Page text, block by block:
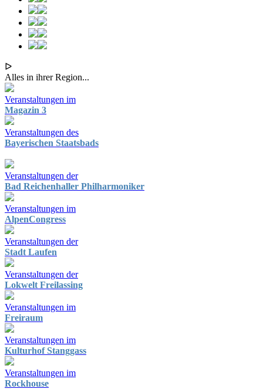
ᐅ
Alles in ihrer Region...
Veranstaltungen im
Magazin 3
Veranstaltungen des
Bayerischen Staatsbads
Veranstaltungen der
Bad Reichenhaller Philharmoniker
Veranstaltungen im
AlpenCongress
Veranstaltungen der
Stadt Laufen
Veranstaltungen der
Lokwelt Freilassing
Veranstaltungen im
Freiraum
Veranstaltungen im
Kulturhof Stanggass
Veranstaltungen im
Rockhouse